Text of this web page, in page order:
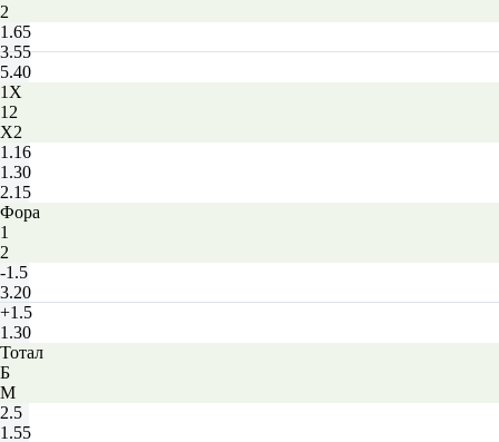
2
1.65
3.55
5.40
1X
12
X2
1.16
1.30
2.15
Фора
1
2
-1.5
3.20
+1.5
1.30
Тотал
Б
М
2.5
1.55